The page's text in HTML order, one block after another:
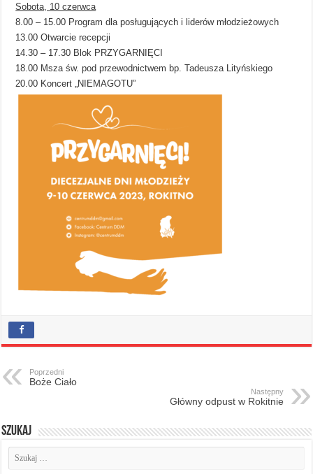
Sobota, 10 czerwca
8.00 – 15.00 Program dla posługujących i liderów młodzieżowych
13.00 Otwarcie recepcji
14.30 – 17.30 Blok PRZYGARNIĘCI
18.00 Msza św. pod przewodnictwem bp. Tadeusza Lityńskiego
20.00 Koncert „NIEMAGOTU”
Poprzedni
Boże Ciało
Następny
Główny odpust w Rokitnie
Szukaj